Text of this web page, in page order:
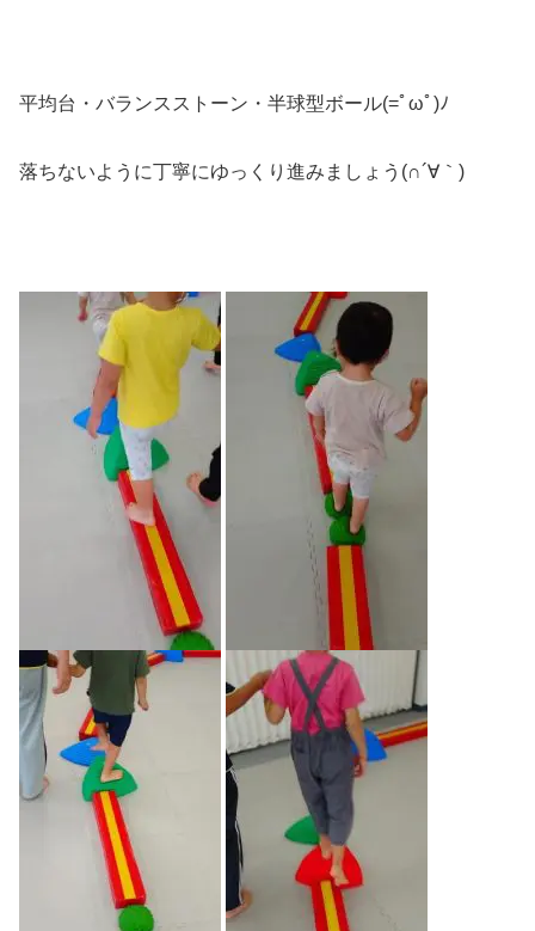
平均台・バランスストーン・半球型ボール(=ﾟωﾟ)ﾉ
落ちないように丁寧にゆっくり進みましょう(∩´∀｀)